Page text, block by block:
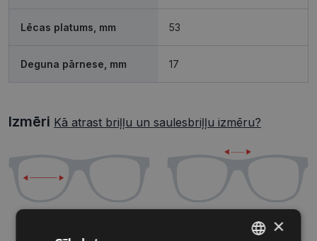
Lēcas platums, mm 53
Deguna pārnese, mm 17
Izmēri Kā atrast briļļu un saulesbriļļu izmēru?
17 mm
×